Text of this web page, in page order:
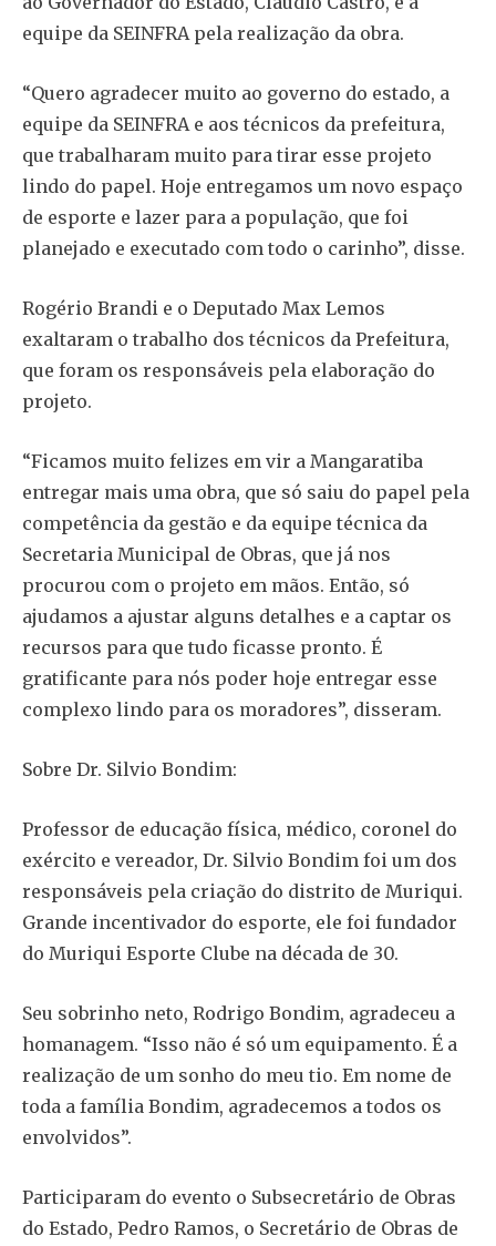
equipe da SEINFRA pela realização da obra.
“Quero agradecer muito ao governo do estado, a
equipe da SEINFRA e aos técnicos da prefeitura,
que trabalharam muito para tirar esse projeto
lindo do papel. Hoje entregamos um novo espaço
de esporte e lazer para a população, que foi
planejado e executado com todo o carinho”, disse.
Rogério Brandi e o Deputado Max Lemos
exaltaram o trabalho dos técnicos da Prefeitura,
que foram os responsáveis pela elaboração do
projeto.
“Ficamos muito felizes em vir a Mangaratiba
entregar mais uma obra, que só saiu do papel pela
competência da gestão e da equipe técnica da
Secretaria Municipal de Obras, que já nos
procurou com o projeto em mãos. Então, só
ajudamos a ajustar alguns detalhes e a captar os
recursos para que tudo ficasse pronto. É
gratificante para nós poder hoje entregar esse
complexo lindo para os moradores”, disseram.
Sobre Dr. Silvio Bondim:
Professor de educação física, médico, coronel do
exército e vereador, Dr. Silvio Bondim foi um dos
responsáveis pela criação do distrito de Muriqui.
Grande incentivador do esporte, ele foi fundador
do Muriqui Esporte Clube na década de 30.
Seu sobrinho neto, Rodrigo Bondim, agradeceu a
homanagem. “Isso não é só um equipamento. É a
realização de um sonho do meu tio. Em nome de
toda a família Bondim, agradecemos a todos os
envolvidos”.
Participaram do evento o Subsecretário de Obras
do Estado, Pedro Ramos, o Secretário de Obras de